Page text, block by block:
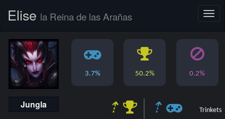
Elise la Reina de las Arañas
Jungla
3.7% 50.2% 0.2%
⇡ ⇡ Trinkets